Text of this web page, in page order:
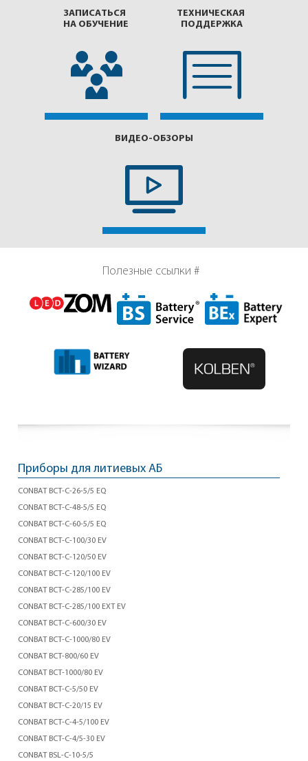
ЗАПИСАТЬСЯ
НА ОБУЧЕНИЕ
ТЕХНИЧЕСКАЯ
ПОДДЕРЖКА
ВИДЕО-ОБЗОРЫ
Полезные ссылки #
Приборы для литиевых АБ
CONBAT BCT-C-26-5/5 EQ
CONBAT BCT-C-48-5/5 EQ
CONBAT BCT-C-60-5/5 EQ
CONBAT BCT-C-100/30 EV
CONBAT BCT-C-120/50 EV
CONBAT BCT-C-120/100 EV
CONBAT BCT-C-285/100 EV
CONBAT BCT-C-285/100 EXT EV
CONBAT BCT-C-600/30 EV
CONBAT BCT-C-1000/80 EV
CONBAT BCT-800/60 EV
CONBAT BCT-1000/80 EV
CONBAT BCT-C-5/50 EV
CONBAT BCT-C-20/15 EV
CONBAT BCT-C-4-5/100 EV
CONBAT BCT-C-4/5-30 EV
CONBAT BSL-C-10-5/5